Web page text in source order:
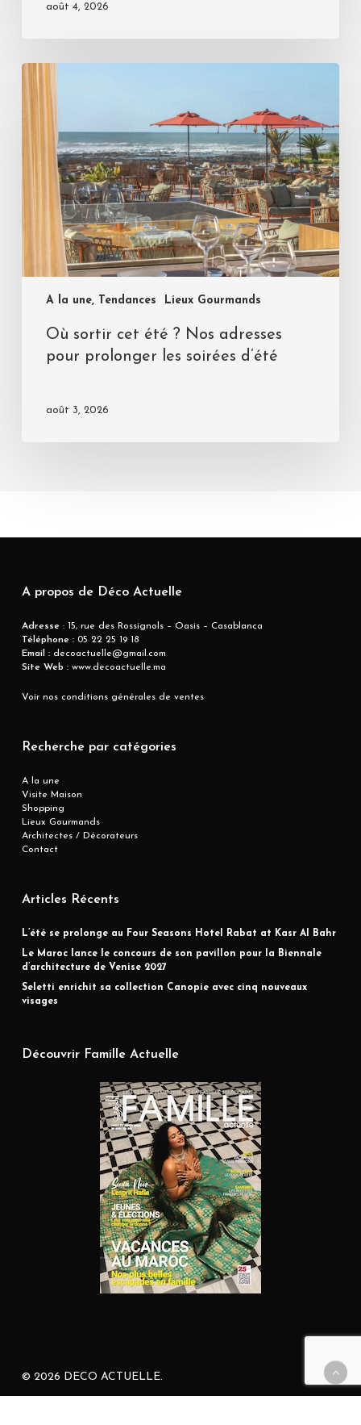
août 4, 2026
A la une, Tendances Lieux Gourmands
Où sortir cet été ? Nos adresses
pour prolonger les soirées d’été
août 3, 2026
A propos de Déco Actuelle
Adresse : 15, rue des Rossignols – Oasis – Casablanca
Téléphone :05 22 25 19 18
Email :decoactuelle@gmail.com
Site Web :www.decoactuelle.ma
Voir nos conditions générales de ventes
Recherche par catégories
A la une
Visite Maison
Shopping
Lieux Gourmands
Architectes / Décorateurs
Contact
Articles Récents
L’été se prolonge au Four Seasons Hotel Rabat at Kasr Al Bahr
Le Maroc lance le concours de son pavillon pour la Biennale
d’architecture de Venise 2027
Seletti enrichit sa collection Canopie avec cinq nouveaux
visages
Découvrir Famille Actuelle
© 2026 DECO ACTUELLE.